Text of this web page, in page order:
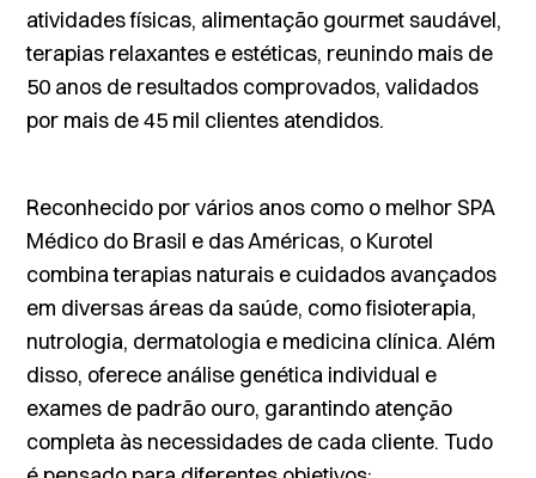
atividades físicas, alimentação gourmet saudável,
terapias relaxantes e estéticas, reunindo mais de
50 anos de resultados comprovados, validados
por mais de 45 mil clientes atendidos.
Reconhecido por vários anos como o melhor SPA
Médico do Brasil e das Américas, o Kurotel
combina terapias naturais e cuidados avançados
em diversas áreas da saúde, como fisioterapia,
nutrologia, dermatologia e medicina clínica. Além
disso, oferece análise genética individual e
exames de padrão ouro, garantindo atenção
completa às necessidades de cada cliente. Tudo